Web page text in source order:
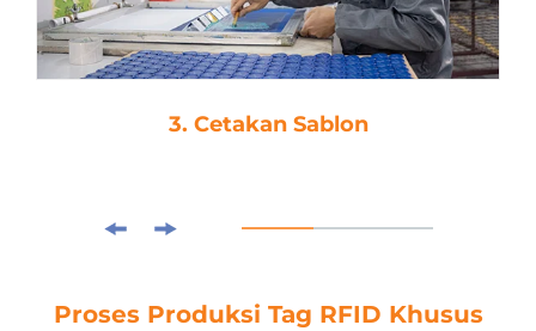
3. Cetakan Sablon
Proses Produksi Tag RFID Khusus